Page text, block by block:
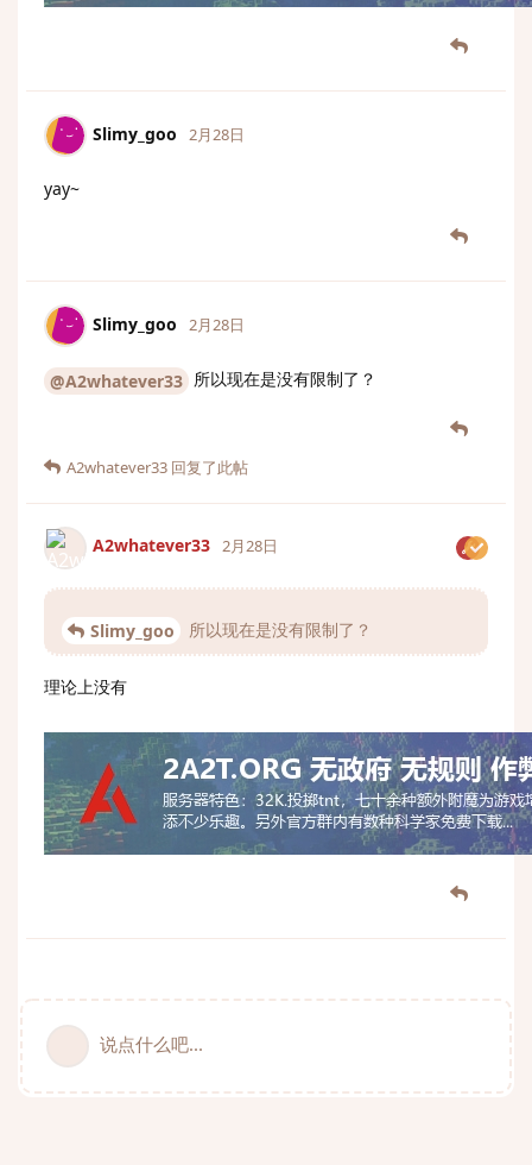
Slimy_goo 2月28日
yay~
Slimy_goo 2月28日
@A2whatever33 所以现在是没有限制了？
A2whatever33 回复了此帖
A2whatever33 2月28日
Slimy_goo 所以现在是没有限制了？
理论上没有
说点什么吧...